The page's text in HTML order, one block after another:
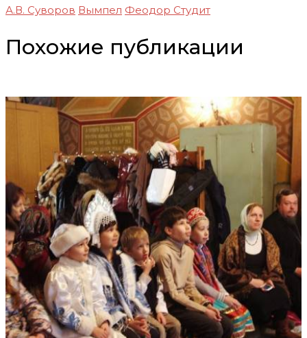
А.В. Суворов Вымпел Феодор Студит
Похожие публикации